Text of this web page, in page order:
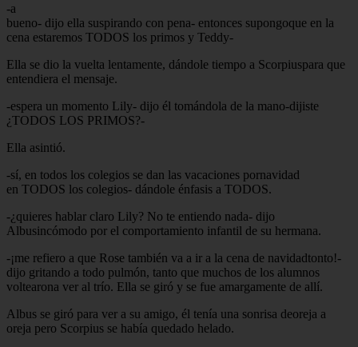
-a
bueno- dijo ella suspirando con pena- entonces supongoque en la
cena estaremos TODOS los primos y Teddy-
Ella se dio la vuelta lentamente, dándole tiempo a Scorpiuspara que
entendiera el mensaje.
-espera un momento Lily- dijo él tomándola de la mano-dijiste
¿TODOS LOS PRIMOS?-
Ella asintió.
-sí, en todos los colegios se dan las vacaciones pornavidad
en TODOS los colegios- dándole énfasis a TODOS.
-¿quieres hablar claro Lily? No te entiendo nada- dijo
Albusincómodo por el comportamiento infantil de su hermana.
-¡me refiero a que Rose también va a ir a la cena de navidadtonto!-
dijo gritando a todo pulmón, tanto que muchos de los alumnos
voltearona ver al trío. Ella se giró y se fue amargamente de allí.
Albus se giró para ver a su amigo, él tenía una sonrisa deoreja a
oreja pero Scorpius se había quedado helado.